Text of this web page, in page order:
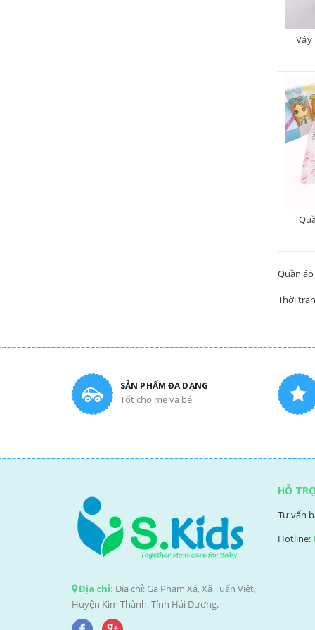
Váy
Quần
Thời
SẢN PHẨM ĐA DẠNG
Tốt cho mẹ và bé
Địa chỉ: Địa chỉ: Ga Phạm Xá, Xã Tuấn Việt,
Huyện Kim Thành, Tỉnh Hải Dương.
HỖ
Tư vấn
Hotline: